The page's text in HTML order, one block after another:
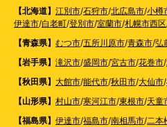
【北海道】 江別市/石狩市/北広島市/小樽
伊達市/白老町/登別市/室蘭市/札幌市西区
【青森県】 むつ市/五所川原市/青森市/弘
【岩手県】 滝沢市/盛岡市/宮古市/花巻市/
【秋田県】 大館市/能代市/秋田市/大仙市/
【山形県】 村山市/寒河江市/東根市/天童
【福島県】 伊達市/福島市/南相馬市/二本